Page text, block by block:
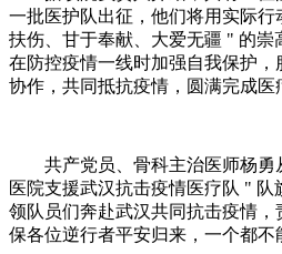
一批医护队出征，他们将用实际
扶伤、甘于奉献、大爱无疆 " 的崇
在防控疫情一线时加强自我保护
协作，共同抵抗疫情，圆满完成医
共产党员、骨科主治医师杨勇
医院支援武汉抗击疫情医疗队 "
领队员们奔赴武汉共同抗击疫情
保各位逆行者平安归来，一个都不